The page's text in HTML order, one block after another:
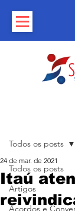
Todos os posts
Artigos
Acordos e
Todos os posts
Itaú
24 de mar. de 2021